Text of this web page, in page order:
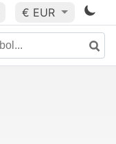
€ EUR